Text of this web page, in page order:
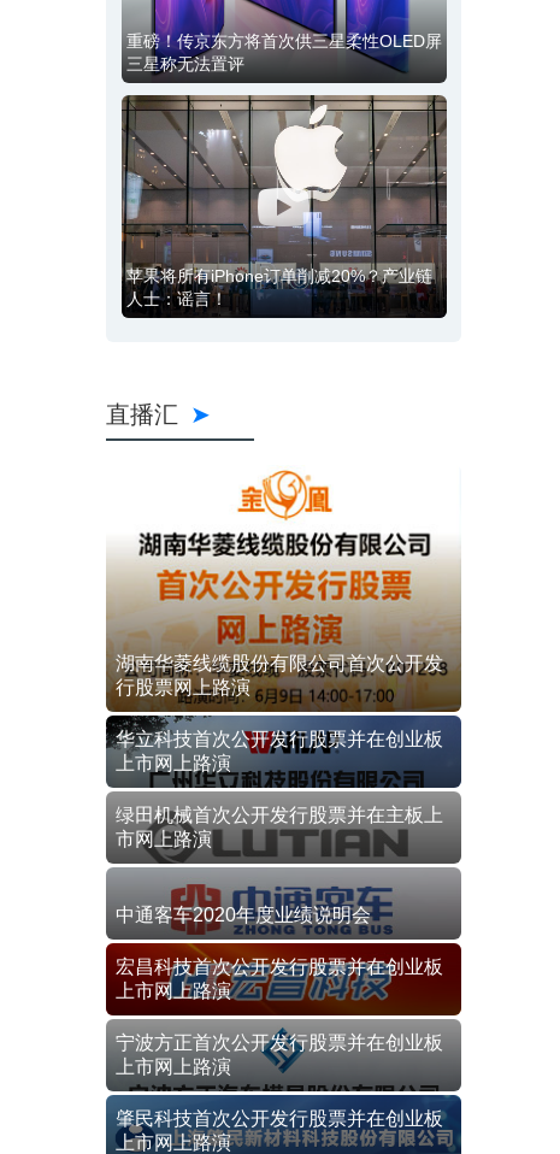
重磅！传京东方将首次供三星柔性OLED屏
三星称无法置评
苹果将所有iPhone订单削减20%？产业链
人士：谣言！
直播汇
湖南华菱线缆股份有限公司首次公开发
行股票网上路演
华立科技首次公开发行股票并在创业板
上市网上路演
绿田机械首次公开发行股票并在主板上
市网上路演
中通客车2020年度业绩说明会
宏昌科技首次公开发行股票并在创业板
上市网上路演
宁波方正首次公开发行股票并在创业板
上市网上路演
肇民科技首次公开发行股票并在创业板
上市网上路演